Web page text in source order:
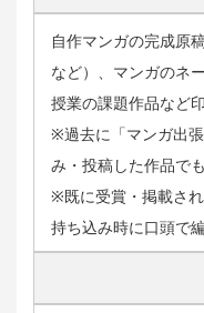
自作マンガの完成原
など）、マンガのネ
授業の課題作品など
※過去に「マンガ出
み・投稿した作品で
※既に受賞・掲載さ
持ち込み時に口頭で